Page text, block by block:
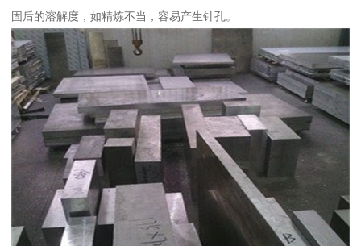
固后的溶解度，如精炼不当，容易产生针孔。